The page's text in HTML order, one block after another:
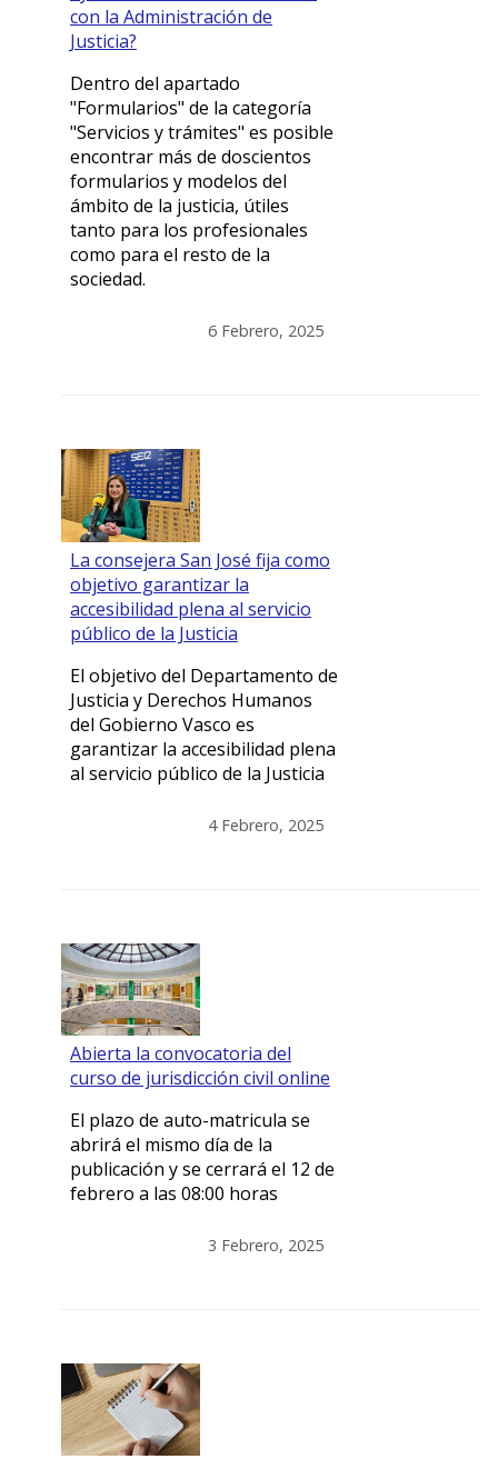
con la Administración de
Justicia?
Dentro del apartado
"Formularios" de la categoría
"Servicios y trámites" es posible
encontrar más de doscientos
formularios y modelos del
ámbito de la justicia, útiles
tanto para los profesionales
como para el resto de la
sociedad.
6 Febrero, 2025
La consejera San José fija como
objetivo garantizar la
accesibilidad plena al servicio
público de la Justicia
El objetivo del Departamento de
Justicia y Derechos Humanos
del Gobierno Vasco es
garantizar la accesibilidad plena
al servicio público de la Justicia
4 Febrero, 2025
Abierta la convocatoria del
curso de jurisdicción civil online
El plazo de auto-matricula se
abrirá el mismo día de la
publicación y se cerrará el 12 de
febrero a las 08:00 horas
3 Febrero, 2025